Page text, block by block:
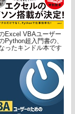
Excel VBAユーザー
Python超入門書の、
ったキンドル本です